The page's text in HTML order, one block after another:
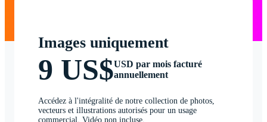
Images uniquement
9 US$USD par mois facturé
annuellement
Accédez à l'intégralité de notre collection de photos,
vecteurs et illustrations autorisés pour un usage
commercial. Vidéo non incluse.